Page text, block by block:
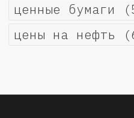
ценные бумаги
цены на нефть